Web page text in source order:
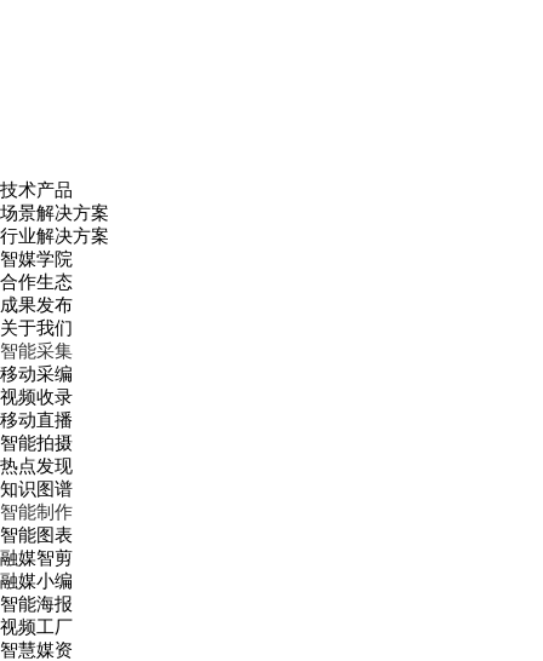
技术产品
场景解决方案
行业解决方案
智媒学院
合作生态
成果发布
关于我们
智能采集
移动采编
视频收录
移动直播
智能拍摄
热点发现
知识图谱
智能制作
智能图表
融媒智剪
融媒小编
智能海报
视频工厂
智慧媒资